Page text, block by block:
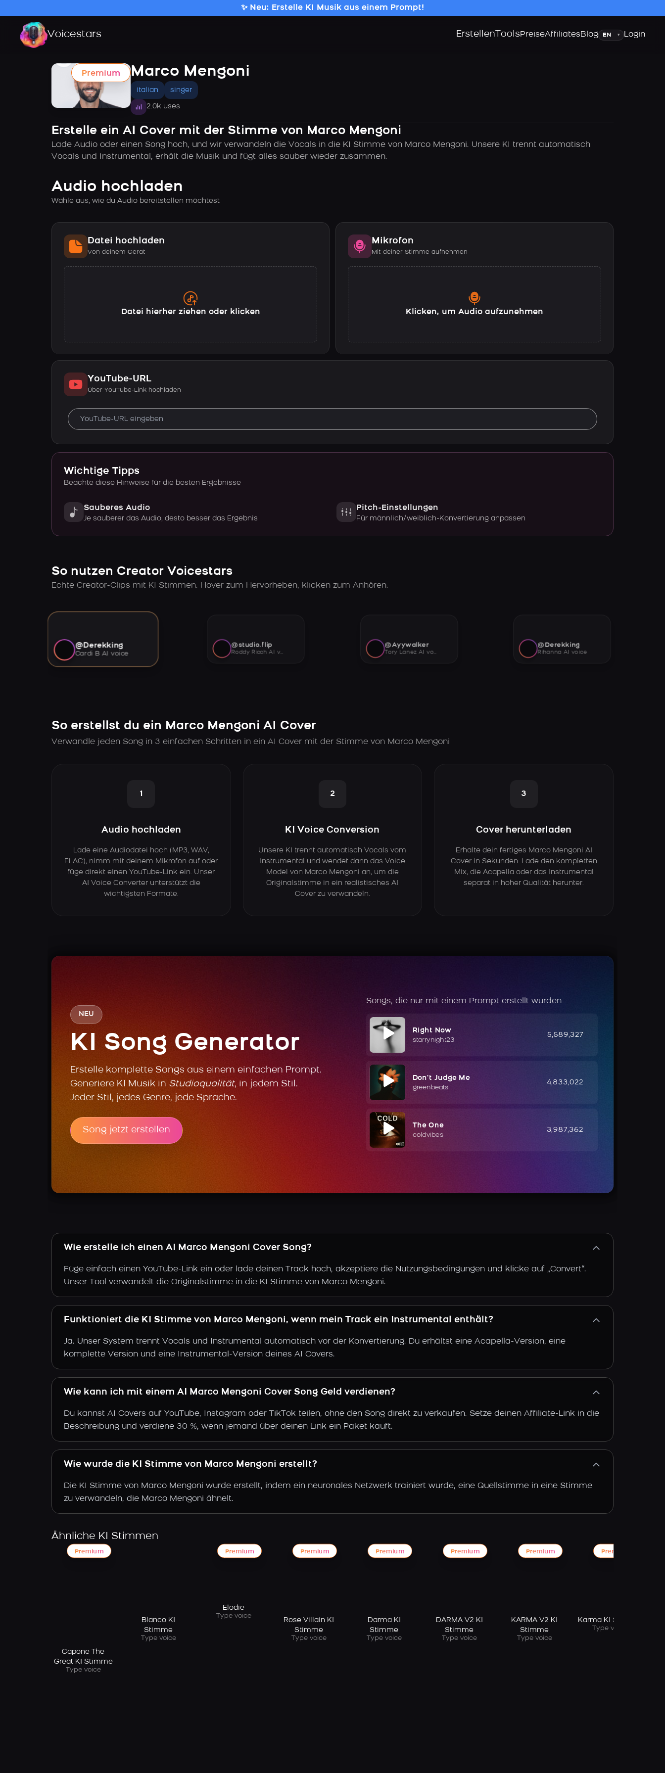
✨ Neu: Erstelle KI Musik aus einem Prompt!
Voicestars Erstellen ToolsPreiseAffiliatesBlogSprache
▾ Login
Premium Marco Mengoni
italian singer
2.0k uses
Erstelle ein AI Cover mit der Stimme von Marco Mengoni
Lade Audio oder einen Song hoch, und wir verwandeln die Vocals in die KI Stimme von Marco Mengoni. Unsere KI trennt automatisch
Vocals und Instrumental, erhält die Musik und fügt alles sauber wieder zusammen.
Audio hochladen
Wähle aus, wie du Audio bereitstellen möchtest
Datei hochladen
Von deinem Gerät
Datei hierher ziehen oder klicken
Mikrofon
Mit deiner Stimme aufnehmen
Klicken, um Audio aufzunehmen
YouTube-URL
Über YouTube-Link hochladen
Wichtige Tipps
Beachte diese Hinweise für die besten Ergebnisse
Sauberes Audio
Je sauberer das Audio, desto besser das Ergebnis
Pitch-Einstellungen
Für männlich/weiblich-Konvertierung anpassen
So nutzen Creator Voicestars
Echte Creator-Clips mit KI Stimmen. Hover zum Hervorheben, klicken zum Anhören.
@Derekking
Cardi B AI voice
@studio.flip
Roddy Ricch AI voice
@Ayywalker
Tory Lanez AI voice
@Derekking
Rihanna AI voice
So erstellst du ein Marco Mengoni AI Cover
Verwandle jeden Song in 3 einfachen Schritten in ein AI Cover mit der Stimme von Marco Mengoni
1
Audio hochladen
Lade eine Audiodatei hoch (MP3, WAV,
FLAC), nimm mit deinem Mikrofon auf oder
füge direkt einen YouTube-Link ein. Unser
AI Voice Converter unterstützt die
wichtigsten Formate.
2
KI Voice Conversion
Unsere KI trennt automatisch Vocals vom
Instrumental und wendet dann das Voice
Model von Marco Mengoni an, um die
Originalstimme in ein realistisches AI
Cover zu verwandeln.
3
Cover herunterladen
Erhalte dein fertiges Marco Mengoni AI
Cover in Sekunden. Lade den kompletten
Mix, die Acapella oder das Instrumental
separat in hoher Qualität herunter.
NEU
KI Song Generator
Erstelle komplette Songs aus einem einfachen Prompt.
Generiere KI Musik in Studioqualität, in jedem Stil.
Jeder Stil, jedes Genre, jede Sprache.
Song jetzt erstellen
Songs, die nur mit einem Prompt erstellt wurden
Right Now
starrynight23
5,589,327
Don't Judge Me
greenbeats
4,833,022
The One
coldvibes
3,987,362
Wie erstelle ich einen AI Marco Mengoni Cover Song?
Füge einfach einen YouTube-Link ein oder lade deinen Track hoch, akzeptiere die Nutzungsbedingungen und klicke auf „Convert“.
Unser Tool verwandelt die Originalstimme in die KI Stimme von Marco Mengoni.
Funktioniert die KI Stimme von Marco Mengoni, wenn mein Track ein Instrumental enthält?
Ja. Unser System trennt Vocals und Instrumental automatisch vor der Konvertierung. Du erhältst eine Acapella-Version, eine
komplette Version und eine Instrumental-Version deines AI Covers.
Wie kann ich mit einem AI Marco Mengoni Cover Song Geld verdienen?
Du kannst AI Covers auf YouTube, Instagram oder TikTok teilen, ohne den Song direkt zu verkaufen. Setze deinen Affiliate-Link in die
Beschreibung und verdiene 30 %, wenn jemand über deinen Link ein Paket kauft.
Wie wurde die KI Stimme von Marco Mengoni erstellt?
Die KI Stimme von Marco Mengoni wurde erstellt, indem ein neuronales Netzwerk trainiert wurde, eine Quellstimme in eine Stimme
zu verwandeln, die Marco Mengoni ähnelt.
Ähnliche KI Stimmen
Premium
Capone The
Great KI Stimme
Type voice
Blanco KI
Stimme
Type voice
Premium
Elodie
Type voice
Premium
Rose Villain KI
Stimme
Type voice
Premium
Darma KI
Stimme
Type voice
Premium
DARMA V2 KI
Stimme
Type voice
Premium
KARMA V2 KI
Stimme
Type voice
Premium
Karma KI Stimme
Type voice